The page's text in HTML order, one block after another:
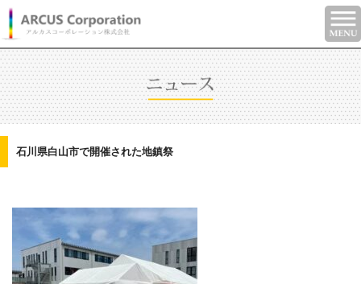
石川県白山市で開催された地鎮祭